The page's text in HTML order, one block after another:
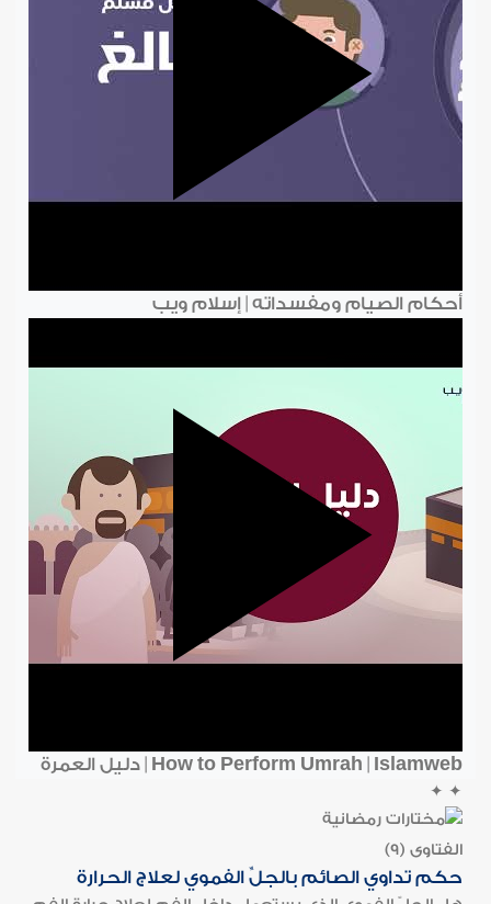
أحكام الصيام ومفسداته | إسلام ويب
How to Perform Umrah | Islamweb | دليل العمرة
✦
✦
الفتاوى (9)
حكم تداوي الصائم بالجلِّ الفموي لعلاج الحرارة